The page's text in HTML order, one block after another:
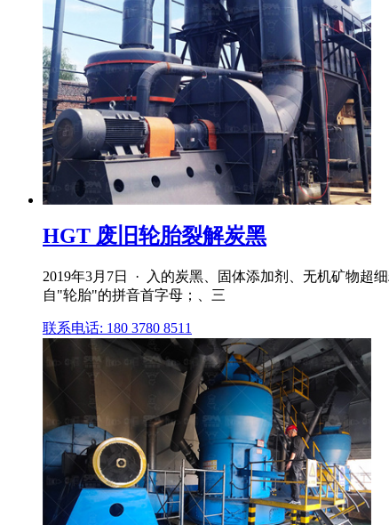
HGT 废旧轮胎裂解炭黑
2019年3月7日 · 入的炭黑、固体添加剂、无机矿物超
自"轮胎"的拼音首字母；、三
联系电话: 180 3780 8511